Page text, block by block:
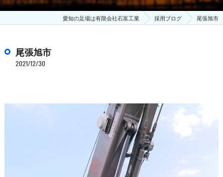
愛知の足場は有限会社石富工業 採用ブログ 尾張旭市
尾張旭市
2021/12/30